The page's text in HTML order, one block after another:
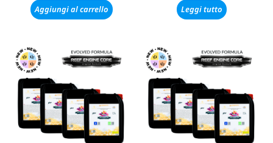
Aggiungi al carrello Leggi tutto